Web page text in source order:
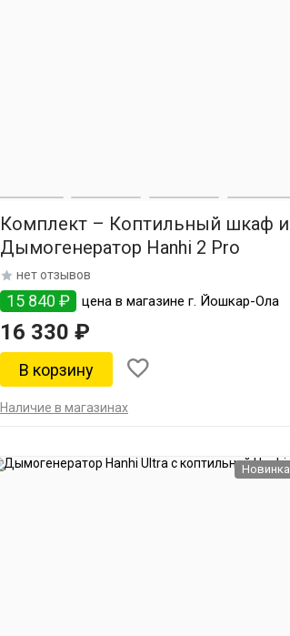
Комплект – Коптильный шкаф и
Дымогенератор Hanhi 2 Pro
нет отзывов
15 840 ₽ цена в магазине г. Йошкар-Ола
16 330 ₽
Наличие в магазинах
Новинка